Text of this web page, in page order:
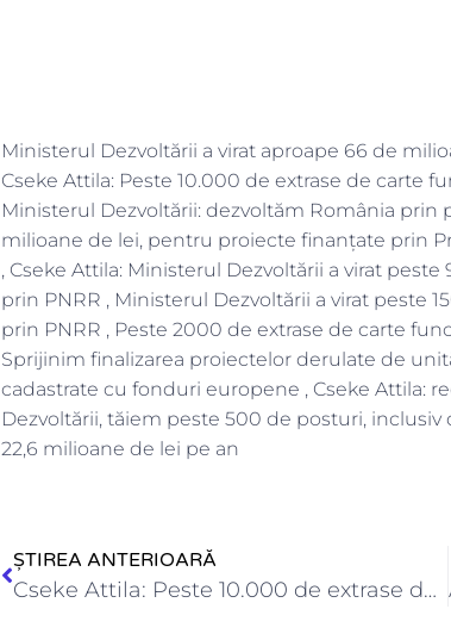
Ministerul Dezvoltării a virat aproape 66 de
Cseke Attila: Peste 10.000 de extrase de carte
Ministerul Dezvoltării: dezvoltăm România prin
milioane de lei, pentru proiecte finanțate prin
, Cseke Attila: Ministerul Dezvoltării a virat
prin PNRR , Ministerul Dezvoltării a virat peste
prin PNRR , Peste 2000 de extrase de carte
Sprijinim finalizarea proiectelor derulate de
cadastrate cu fonduri europene , Cseke Attila:
Dezvoltării, tăiem peste 500 de posturi,
22,6 milioane de lei pe an
ȘTIREA ANTERIOARĂ
Cseke Attila: Peste 10.000 de extrase de carte funciară eliberate…